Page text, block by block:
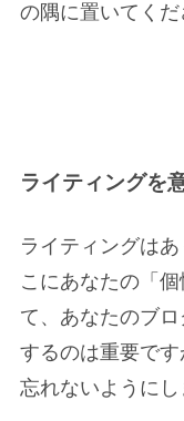
の隅に置いてくだ
ライティングを
ライティングはあ
こにあなたの「
て、あなたのブ
するのは重要で
忘れないようにし